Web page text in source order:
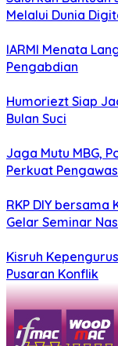
Melalui Dunia
IARMI Menata
Pengabdian
Humoriezt Siap
Bulan Suci
Jaga Mutu MBG,
Perkuat
RKP DIY bersama
Gelar Seminar
Kisruh
Pusaran Konflik